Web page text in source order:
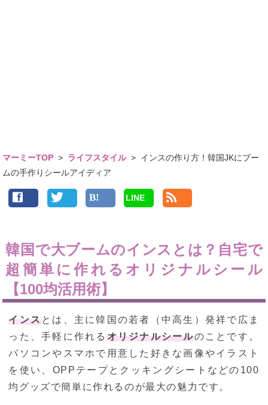
マーミーTOP > ライフスタイル> インスの作り方！韓国JKにブー
ムの手作りシールアイディア
LINE
韓国で大ブームのインスとは？自宅で
超簡単に作れるオリジナルシール
【100均活用術】
インスとは、主に韓国の若者（中高生）発祥で広ま
った、手軽に作れる オリジナルシールのことです。
パソコンやスマホで用意した好きな画像やイラスト
を使い、OPPテープとクッキングシートなどの100
均グッズで簡単に作れるのが最大の魅力です。